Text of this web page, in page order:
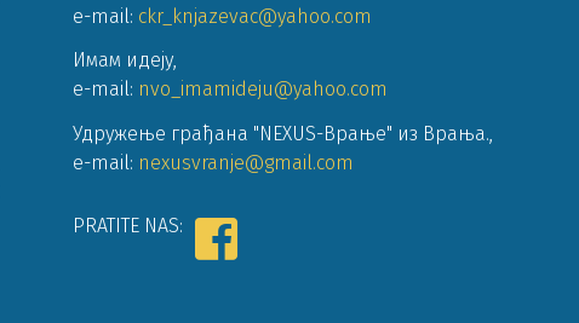
e-mail: ckr_knjazevac@yahoo.com
Имам идеју,
e-mail: nvo_imamideju@yahoo.com
Удружење грађана "NEXUS-Врање" из Врања.,
e-mail: nexusvranje@gmail.com
PRATITE NAS: